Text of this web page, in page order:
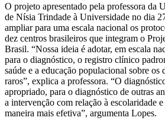
O projeto apresentado pela professora da
de Nísia Trindade à Universidade no dia
ampliar para uma escala nacional os
dez centros brasileiros que integram o
Brasil. “Nossa ideia é adotar, em escala
para o diagnóstico, o registro clínico
saúde e a educação populacional sobre os
raros”, explica a professora. “O
apropriado, para o diagnóstico de outras
a intervenção com relação à escolaridade
maneira mais efetiva”, argumenta Lopes.